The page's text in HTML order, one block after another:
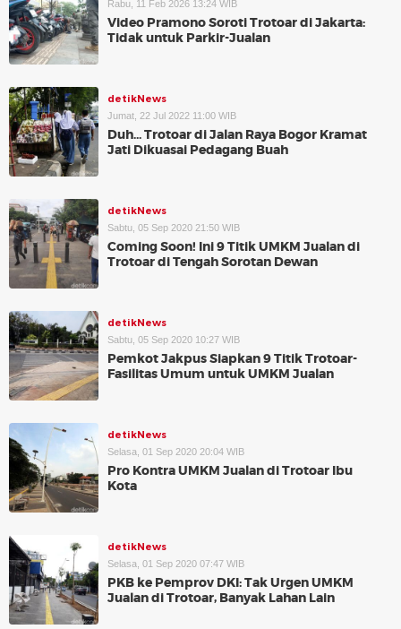
Rabu, 11 Feb 2026 13:24 WIB
Video Pramono Soroti Trotoar di Jakarta:
Tidak untuk Parkir-Jualan
detikNews
Jumat, 22 Jul 2022 11:00 WIB
Duh... Trotoar di Jalan Raya Bogor Kramat
Jati Dikuasai Pedagang Buah
detikNews
Sabtu, 05 Sep 2020 21:50 WIB
Coming Soon! Ini 9 Titik UMKM Jualan di
Trotoar di Tengah Sorotan Dewan
detikNews
Sabtu, 05 Sep 2020 10:27 WIB
Pemkot Jakpus Siapkan 9 Titik Trotoar-
Fasilitas Umum untuk UMKM Jualan
detikNews
Selasa, 01 Sep 2020 20:04 WIB
Pro Kontra UMKM Jualan di Trotoar Ibu
Kota
detikNews
Selasa, 01 Sep 2020 07:47 WIB
PKB ke Pemprov DKI: Tak Urgen UMKM
Jualan di Trotoar, Banyak Lahan Lain